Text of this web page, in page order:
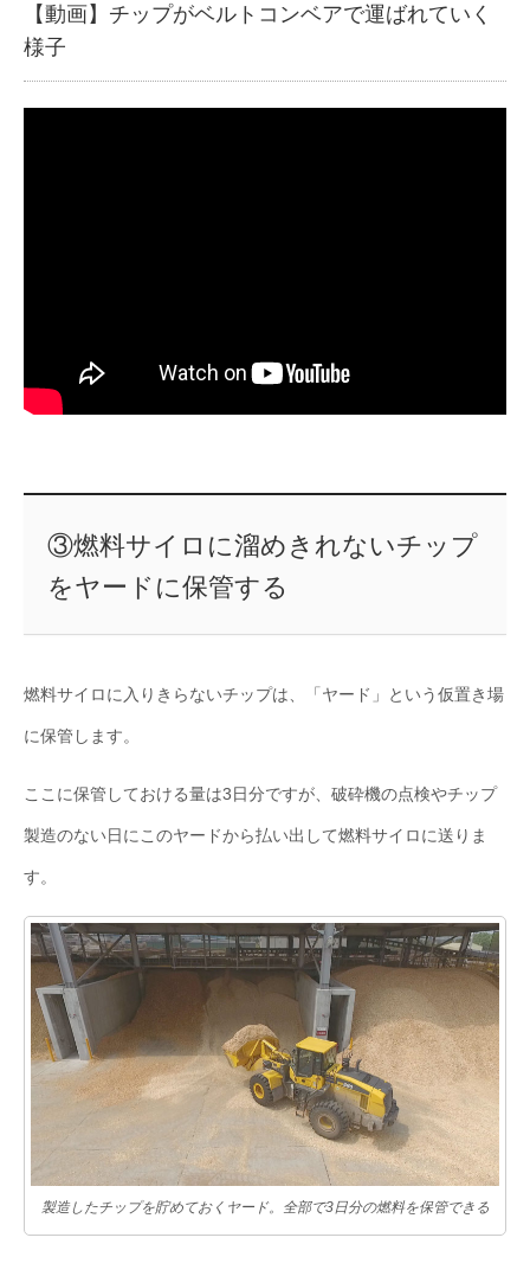
【動画】チップがベルトコンベアで運ばれていく
様子
③燃料サイロに溜めきれないチップ
をヤードに保管する
燃料サイロに入りきらないチップは、「ヤード」という仮置き場
に保管します。
ここに保管しておける量は3日分ですが、破砕機の点検やチップ
製造のない日にこのヤードから払い出して燃料サイロに送りま
す。
製造したチップを貯めておくヤード。全部で3日分の燃料を保管できる